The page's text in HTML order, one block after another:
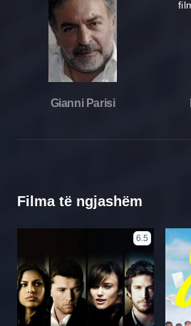
Gianni Parisi
Filma të ngjashëm
6.5